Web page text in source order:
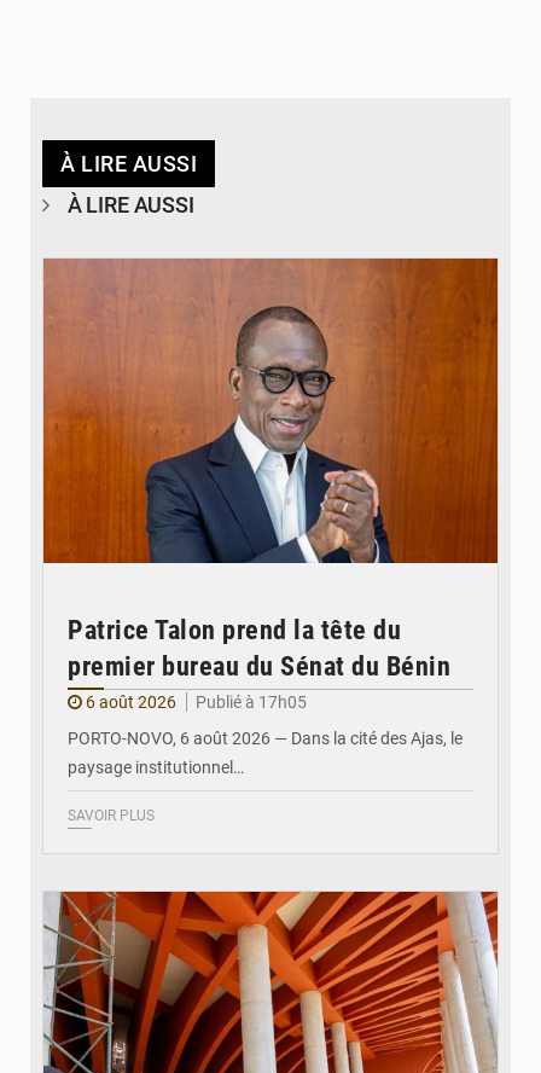
À LIRE AUSSI
À LIRE AUSSI
Patrice Talon prend la tête du
premier bureau du Sénat du Bénin
6 août 2026
Publié à 17h05
PORTO-NOVO, 6 août 2026 — Dans la cité des Ajas, le
paysage institutionnel…
SAVOIR PLUS